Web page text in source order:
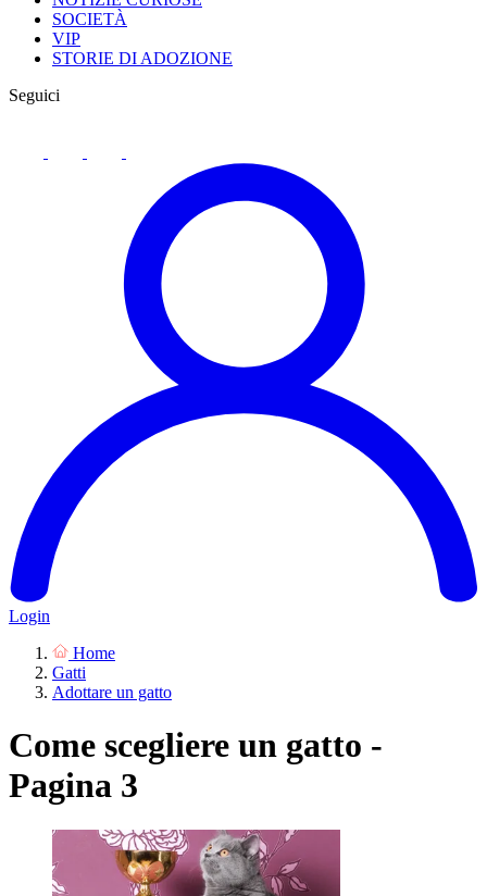
SOCIETÀ
VIP
STORIE DI ADOZIONE
Seguici
Login
Home
Gatti
Adottare un gatto
Come scegliere un gatto -
Pagina 3